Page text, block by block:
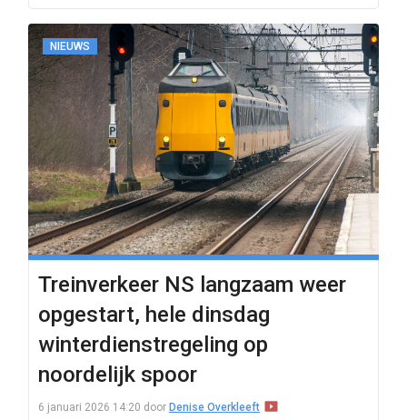
NIEUWS
Treinverkeer NS langzaam weer
opgestart, hele dinsdag
winterdienstregeling op
noordelijk spoor
6 januari 2026 14:20 door Denise Overkleeft